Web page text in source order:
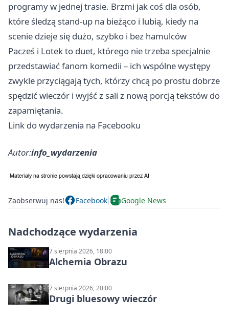
programy w jednej trasie. Brzmi jak coś dla osób,
które śledzą stand-up na bieżąco i lubią, kiedy na
scenie dzieje się dużo, szybko i bez hamulców
Pacześ i Lotek to duet, którego nie trzeba specjalnie
przedstawiać fanom komedii – ich wspólne występy
zwykle przyciągają tych, którzy chcą po prostu dobrze
spędzić wieczór i wyjść z sali z nową porcją tekstów do
zapamiętania.
Link do wydarzenia na Facebooku
Autor:info_wydarzenia
Zaobserwuj nas! Facebook Google News
Nadchodzące wydarzenia
7 sierpnia 2026, 18:00
Alchemia Obrazu
7 sierpnia 2026, 20:00
Drugi bluesowy wieczór